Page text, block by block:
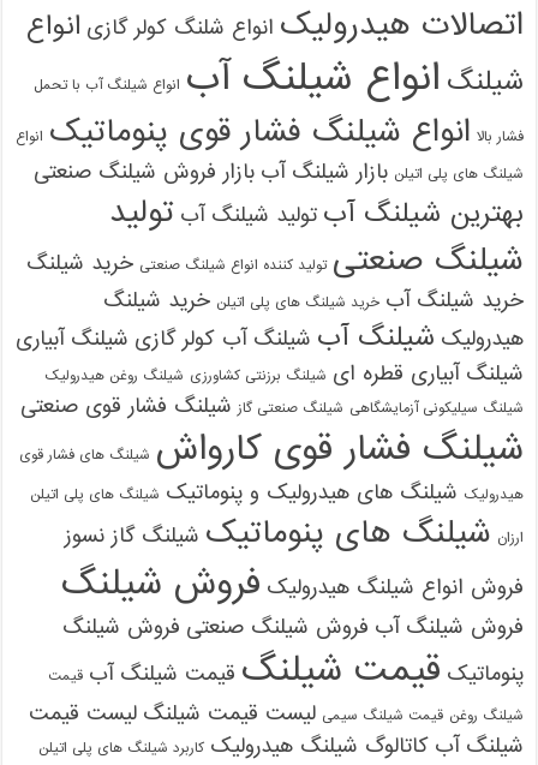
اتصالات هیدرولیک انواع شلنگ کولر گازی انواع
شیلنگ انواع شیلنگ آب انواع شیلنگ آب با تحمل
فشار بالا انواع شیلنگ فشار قوی پنوماتیک انواع
شیلنگ های پلی اتیلن بازار شیلنگ آب بازار فروش شیلنگ صنعتی
بهترین شیلنگ آب تولید شیلنگ آب تولید
شیلنگ صنعتی تولید کننده انواع شیلنگ صنعتی خرید شیلنگ
خرید شیلنگ آب خرید شیلنگ های پلی اتیلن خرید شیلنگ
هیدرولیک شیلنگ آب شیلنگ آب کولر گازی شیلنگ آبیاری
شیلنگ آبیاری قطره ای شیلنگ برزنتی کشاورزی شیلنگ روغن هیدرولیک
شیلنگ سیلیکونی آزمایشگاهی شیلنگ صنعتی گاز شیلنگ فشار قوی صنعتی
شیلنگ فشار قوی کارواش شیلنگ های فشار قوی
هیدرولیک شیلنگ های هیدرولیک و پنوماتیک شیلنگ های پلی اتیلن
ارزان شیلنگ های پنوماتیک شیلنگ گاز نسوز
فروش انواع شیلنگ هیدرولیک فروش شیلنگ
فروش شیلنگ آب فروش شیلنگ صنعتی فروش شیلنگ
پنوماتیک قیمت شیلنگ قیمت شیلنگ آب قیمت
شیلنگ روغن قیمت شیلنگ سیمی لیست قیمت شیلنگ لیست قیمت
شیلنگ آب کاتالوگ شیلنگ هیدرولیک کاربرد شیلنگ های پلی اتیلن